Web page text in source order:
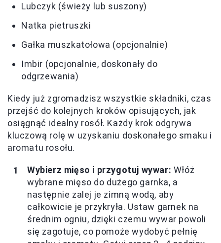
Lubczyk (świeży lub suszony)
Natka pietruszki
Gałka muszkatołowa (opcjonalnie)
Imbir (opcjonalnie, doskonały do
odgrzewania)
Kiedy już zgromadzisz wszystkie składniki, czas
przejść do kolejnych kroków opisujących, jak
osiągnąć idealny rosół. Każdy krok odgrywa
kluczową rolę w uzyskaniu doskonałego smaku i
aromatu rosołu.
Wybierz mięso i przygotuj wywar: Włóż
wybrane mięso do dużego garnka, a
następnie zalej je zimną wodą, aby
całkowicie je przykryła. Ustaw garnek na
średnim ogniu, dzięki czemu wywar powoli
się zagotuje, co pomoże wydobyć pełnię